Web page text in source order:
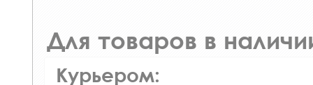
Для товаров в
Курьером: